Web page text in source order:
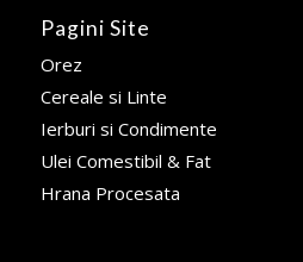
Pagini Site
Orez
Cereale si Linte
Ierburi si Condimente
Ulei Comestibil & Fat
Hrana Procesata